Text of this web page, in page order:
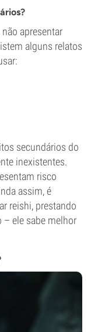
apresentar
alguns relatos
secundários do
inexistentes.
risco
assim, é
reishi, prestando
– ele sabe melhor